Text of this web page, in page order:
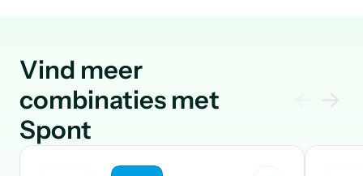
Vind meer
combinaties met
Spont